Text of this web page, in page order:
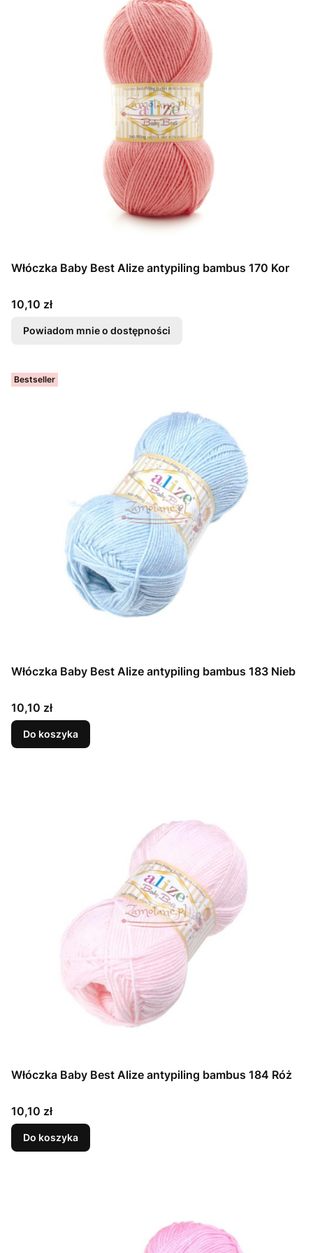
Włóczka Baby Best Alize antypiling bambus 170 Kor
Cena
10,10 zł
Powiadom mnie o dostępności
Bestseller
Włóczka Baby Best Alize antypiling bambus 183 Nieb
Cena
10,10 zł
Do koszyka
Włóczka Baby Best Alize antypiling bambus 184 Róż
Cena
10,10 zł
Do koszyka